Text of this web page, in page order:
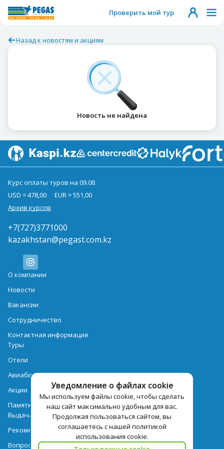
Проверить мой тур
Назад к новостям и акциям
Новость не найдена
Уведомление о файлах cookie
Мы используем файлы cookie, чтобы сделать
наш сайт максимально удобным для вас.
Продолжая пользоваться сайтом, вы
соглашаетесь с нашей политикой
использования cookie.
Курс оплаты туров на 09.08
USD = 478,00
EUR = 551,00
Архив курсов
+7(727)3771000
kazakhstan@pegast.com.kz
О компании
Новости
Вакансии
Сотрудничество
Контактная информация
Туры
Отели
Авиабилеты
Акции
Памятка для туристов
Выдача документов
Рекомендации
Вопрос-ответ